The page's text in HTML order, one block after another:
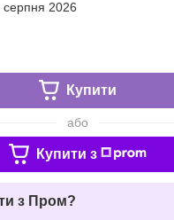
серпня 2026
Купити
або
Купити з
з Пром?